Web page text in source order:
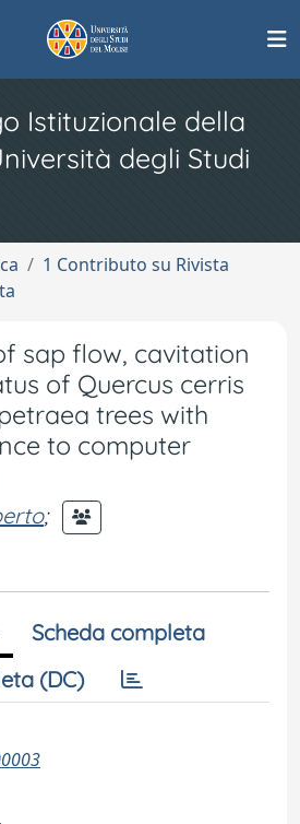
Istituzionale della
degli Studi
1 Contributo su Rivista
sap flow, cavitation
of Quercus cerris
trees with
to computer
;
Scheda completa
(DC)